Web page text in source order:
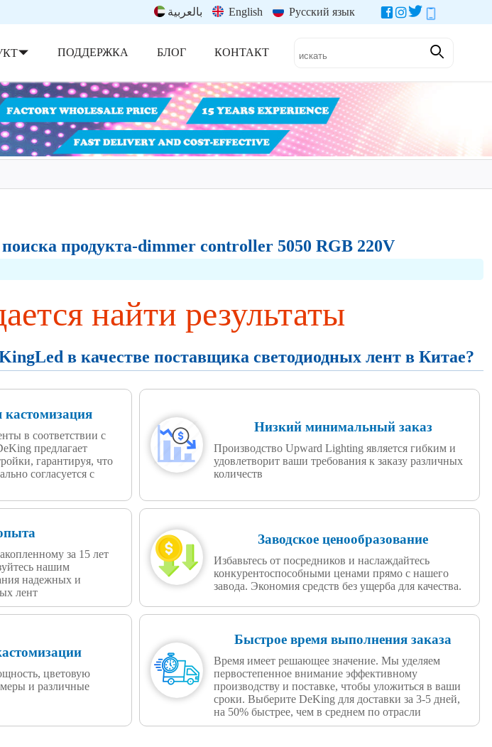
بالعربية English Русский язык
ПОДДЕРЖКА БЛОГ КОНТАКТ
поиска продукта-dimmer controller 5050 RGB 220V
найти результаты
в качестве поставщика светодиодных лент в Китае?
в соответствии с
предлагает
гарантируя, что
согласуется с
Низкий минимальный заказ
Производство Upward Lighting является гибким и
удовлетворит ваши требования к заказу различных
количеств
за 15 лет
нашим
надежных и
лент
Заводское ценообразование
Избавьтесь от посредников и наслаждайтесь
конкурентоспособными ценами прямо с нашего
завода. Экономия средств без ущерба для качества.
цветовую
и различные
Быстрое время выполнения заказа
Время имеет решающее значение. Мы уделяем
первостепенное внимание эффективному
производству и поставке, чтобы уложиться в ваши
сроки. Выберите DeKing для доставки за 3-5 дней,
на 50% быстрее, чем в среднем по отрасли